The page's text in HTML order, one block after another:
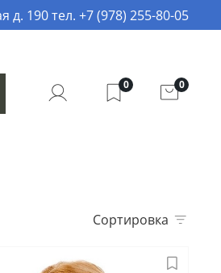
д. 190 тел. +7 (978) 255-80-05
0 0
Сортировка